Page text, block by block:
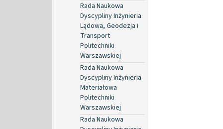
Rada Naukowa
Dyscypliny Inżynieria
Lądowa, Geodezja i
Transport
Politechniki
Warszawskiej
Rada Naukowa
Dyscypliny Inżynieria
Materiałowa
Politechniki
Warszawskiej
Rada Naukowa